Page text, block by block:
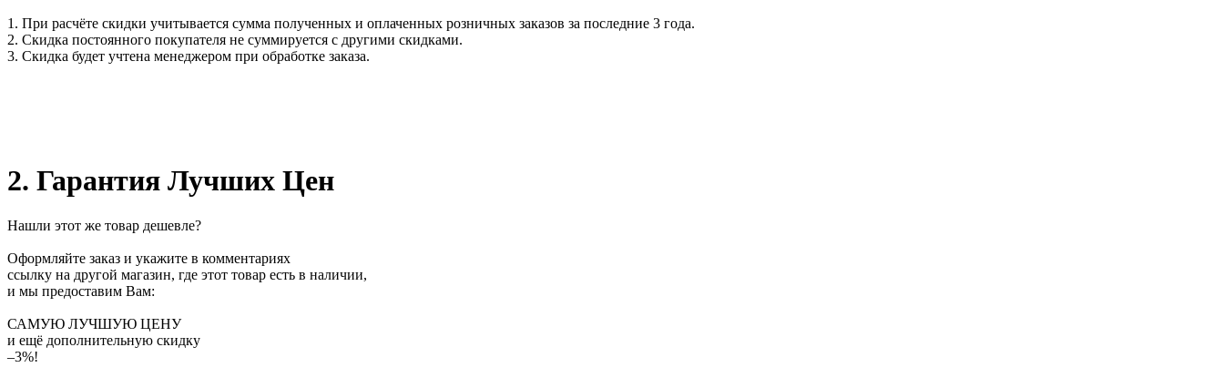
1. При расчёте скидки учитывается сумма полученных и оплаченных розничных заказов за последние 3 года.
2. Скидка постоянного покупателя не суммируется с другими скидками.
3. Скидка будет учтена менеджером при обработке заказа.
2. Гарантия Лучших Цен
Нашли этот же товар дешевле?
Оформляйте заказ и укажите в комментариях
ссылку на другой магазин, где этот товар есть в наличии,
и мы предоставим Вам:
САМУЮ ЛУЧШУЮ ЦЕНУ
и ещё дополнительную скидку
–3%!